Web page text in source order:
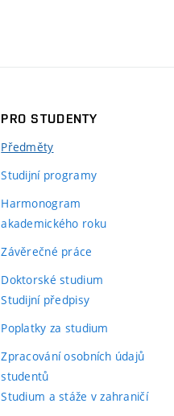
PRO STUDENTY
Předměty
Studijní programy
Harmonogram
akademického roku
Závěrečné práce
Doktorské studium
Studijní předpisy
Poplatky za studium
Zpracování osobních údajů
studentů
Studium a stáže v zahraničí